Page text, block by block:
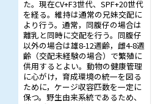
た。現在CV+F3世代、SPF+20世代
を経る。維持は通常の兄妹交配に
より行う。通常，同腹仔の場合は
離乳と同時に交配を行う。同腹仔
以外の場合は雄8-12週齢，雌4-8週
齢（交配未経験の場合）で繁殖に
供用するとよい。動物の健康管理
に心がけ，育成環境の統一を図る
ために，ケージ収容匹数を一定に
保つ。野生由来系統であるため、